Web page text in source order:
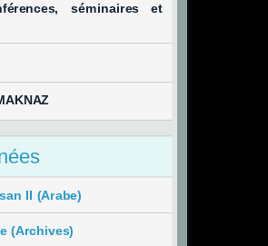
séminaires et
II (Arabe)
(Archives)